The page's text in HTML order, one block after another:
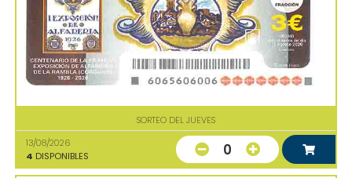
SORTEO DEL JUEVES
13/08/2026
4 DISPONIBLES 0